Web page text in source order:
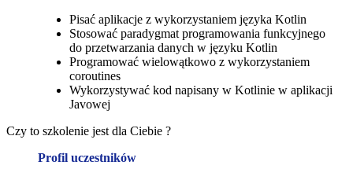
Pisać aplikacje z wykorzystaniem języka Kotlin
Stosować paradygmat programowania funkcyjnego
do przetwarzania danych w języku Kotlin
Programować wielowątkowo z wykorzystaniem
coroutines
Wykorzystywać kod napisany w Kotlinie w aplikacji
Javowej
Czy to szkolenie jest dla Ciebie ?
Profil uczestników